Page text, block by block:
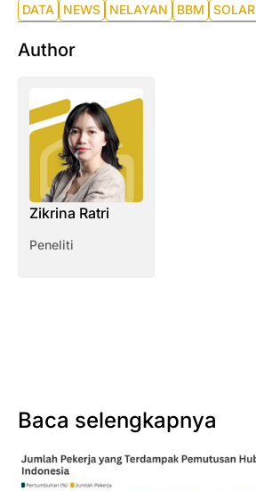
DATA NEWS NELAYAN BBM SOLAR
Author
Zikrina Ratri
Peneliti
Baca selengkapnya